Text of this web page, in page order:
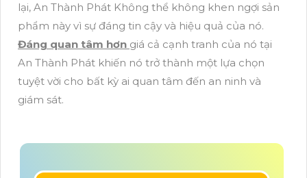
lại, An Thành Phát Không thể không khen ngợi sản
phẩm này vì sự đáng tin cậy và hiệu quả của nó.
Đáng quan tâm hơn giá cả cạnh tranh của nó tại
An Thành Phát khiến nó trở thành một lựa chọn
tuyệt vời cho bất kỳ ai quan tâm đến an ninh và
giám sát.